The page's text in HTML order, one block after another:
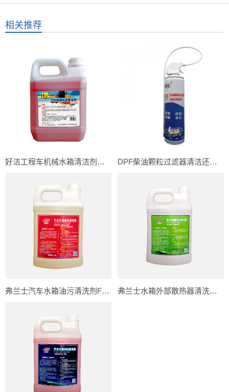
相关推荐
好洁工程车机械水箱清洁剂（水箱克星HJ-201） DPF柴油颗粒过滤器清洁还原剂
弗兰士汽车水箱油污清洗剂FS803 弗兰士水箱外部散热器清洗剂FS-802